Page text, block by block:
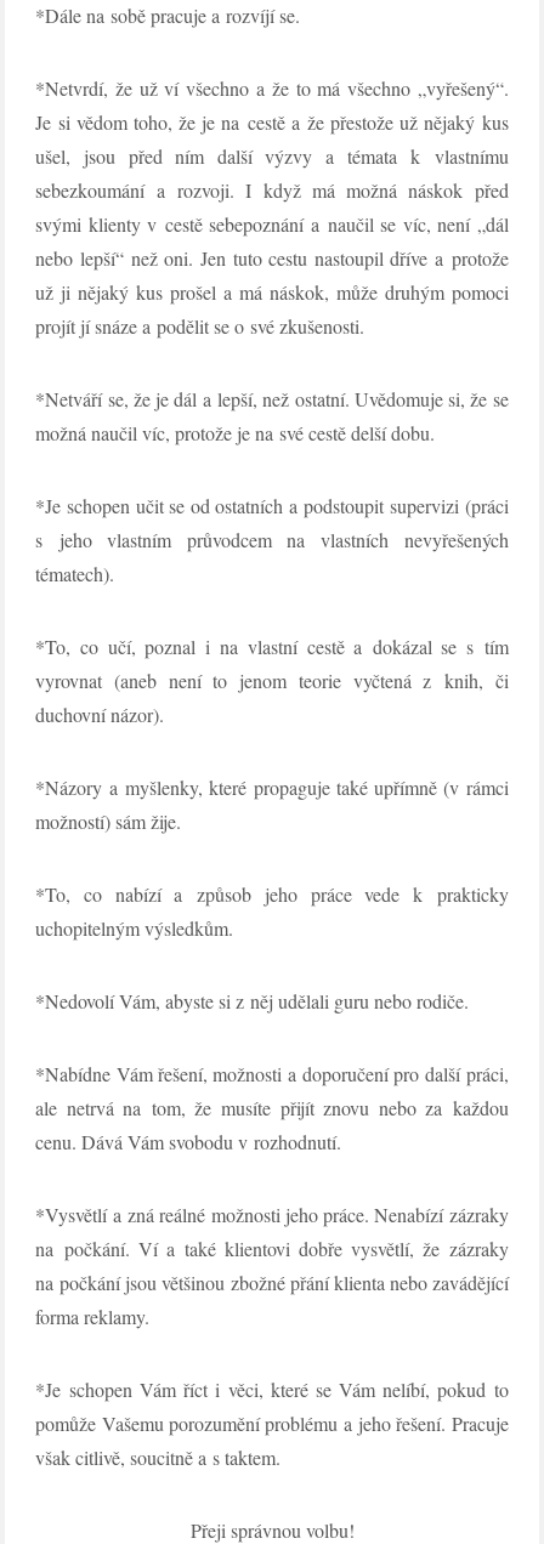
*Dále na sobě pracuje a rozvíjí se.
*Netvrdí, že už ví všechno a že to má všechno „vyřešený“.
Je si vědom toho, že je na cestě a že přestože už nějaký kus
ušel, jsou před ním další výzvy a témata k vlastnímu
sebezkoumání a rozvoji. I když má možná náskok před
svými klienty v cestě sebepoznání a naučil se víc, není „dál
nebo lepší“ než oni. Jen tuto cestu nastoupil dříve a protože
už ji nějaký kus prošel a má náskok, může druhým pomoci
projít jí snáze a podělit se o své zkušenosti.
*Netváří se, že je dál a lepší, než ostatní. Uvědomuje si, že se
možná naučil víc, protože je na své cestě delší dobu.
*Je schopen učit se od ostatních a podstoupit supervizi (práci
s jeho vlastním průvodcem na vlastních nevyřešených
tématech).
*To, co učí, poznal i na vlastní cestě a dokázal se s tím
vyrovnat (aneb není to jenom teorie vyčtená z knih, či
duchovní názor).
*Názory a myšlenky, které propaguje také upřímně (v rámci
možností) sám žije.
*To, co nabízí a způsob jeho práce vede k prakticky
uchopitelným výsledkům.
*Nedovolí Vám, abyste si z něj udělali guru nebo rodiče.
*Nabídne Vám řešení, možnosti a doporučení pro další práci,
ale netrvá na tom, že musíte přijít znovu nebo za každou
cenu. Dává Vám svobodu v rozhodnutí.
*Vysvětlí a zná reálné možnosti jeho práce. Nenabízí zázraky
na počkání. Ví a také klientovi dobře vysvětlí, že zázraky
na počkání jsou většinou zbožné přání klienta nebo zavádějící
forma reklamy.
*Je schopen Vám říct i věci, které se Vám nelíbí, pokud to
pomůže Vašemu porozumění problému a jeho řešení. Pracuje
však citlivě, soucitně a s taktem.
Přeji správnou volbu!